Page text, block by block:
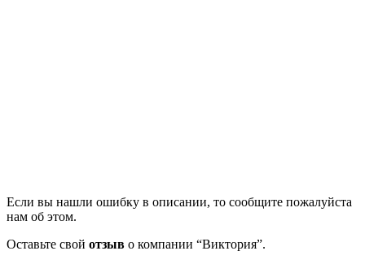
Если вы нашли ошибку в описании, то сообщите пожалуйста
нам об этом.
Оставьте свой отзыв о компании “Виктория”.